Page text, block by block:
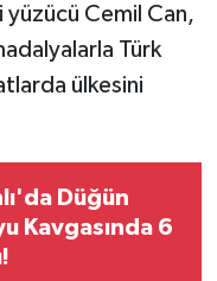
yüzücü Cemil Can,
Türk
ülkesini
Düğün
Kavgasında 6